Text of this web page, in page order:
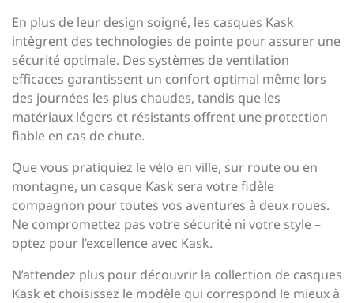
En plus de leur design soigné, les casques Kask
intègrent des technologies de pointe pour assurer une
sécurité optimale. Des systèmes de ventilation
efficaces garantissent un confort optimal même lors
des journées les plus chaudes, tandis que les
matériaux légers et résistants offrent une protection
fiable en cas de chute.
Que vous pratiquiez le vélo en ville, sur route ou en
montagne, un casque Kask sera votre fidèle
compagnon pour toutes vos aventures à deux roues.
Ne compromettez pas votre sécurité ni votre style –
optez pour l’excellence avec Kask.
N’attendez plus pour découvrir la collection de casques
Kask et choisissez le modèle qui correspond le mieux à